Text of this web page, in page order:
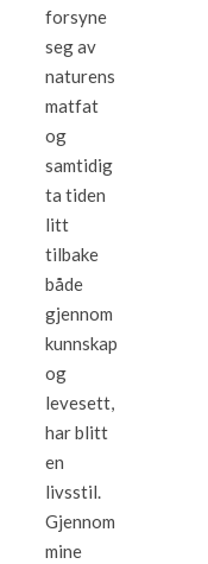
forsyne
seg av
naturens
matfat
og
samtidig
ta tiden
litt
tilbake
både
gjennom
kunnskap
og
levesett,
har blitt
en
livsstil.
Gjennom
mine